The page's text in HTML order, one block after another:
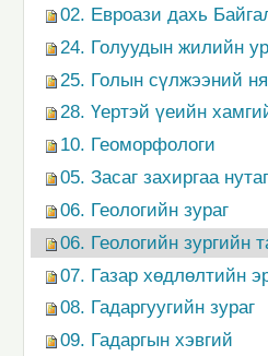
02. Евроази дахь
24. Голуудын жилийн
25. Голын сүлжээний
28. Үертэй үеийн
10. Геоморфологи
05. Засаг захиргаа
06. Геологийн зураг
06. Геологийн зургийн
07. Газар хөдлөлтийн
08. Гадаргуугийн зураг
09. Гадаргын хэвгий